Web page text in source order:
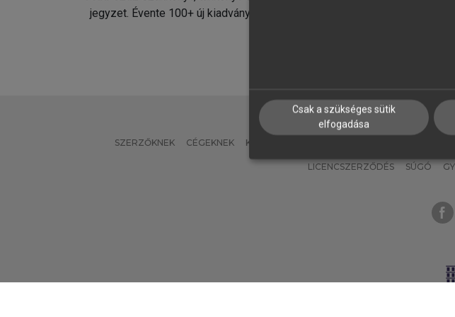
jegyzet. Évente 100+ új kiadvány.
SZERZŐKNEK CÉGEKNEK KÖNYVTÁROSOKNAK
LICENCSZERZŐDÉS SÚGÓ
Csak a szükséges sütik
elfogadása